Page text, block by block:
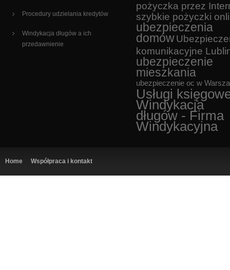
Procedury udzielania kredytów
Windykacja długów a ich
przedawnienie
pożyczka przez
szybkie pożyczki
ubezpieczenia
domów
komunikacyjne
ubezpieczenie
mieszkania
ubezpieczenie oc w
Usługi
Windykacja
długów - Firma
Windykacyjna
Home Współpraca i kontakt